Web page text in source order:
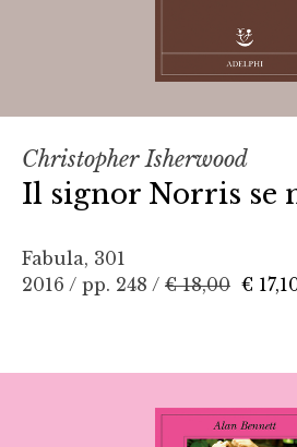
Christopher Isherwood
Il signor Norris se
Fabula, 301
2016 / pp. 248 / € 18,00 €